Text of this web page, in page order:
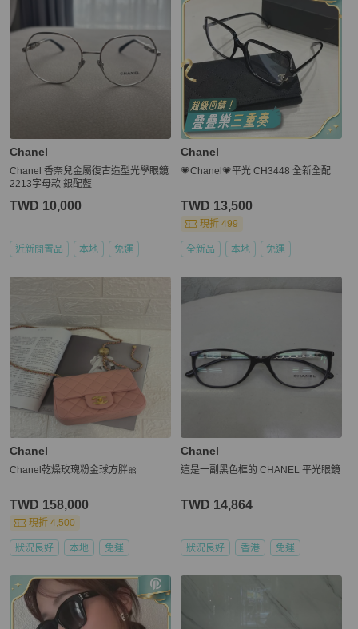
Chanel
Chanel 香奈兒金屬復古造型光學眼鏡
2213字母款 銀配藍
TWD 10,000
近新閒置品 本地 免運
Chanel
💗Chanel💗平光 CH3448 全新全配
TWD 13,500
現折 499
全新品 本地 免運
Chanel
Chanel乾燥玫瑰粉金球方胖🎀
TWD 158,000
現折 4,500
狀況良好 本地 免運
Chanel
這是一副黑色框的 CHANEL 平光眼鏡
TWD 14,864
狀況良好 香港 免運